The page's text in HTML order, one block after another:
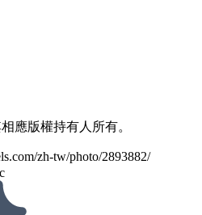
應版權持有人所有。
zh-tw/photo/2893882/